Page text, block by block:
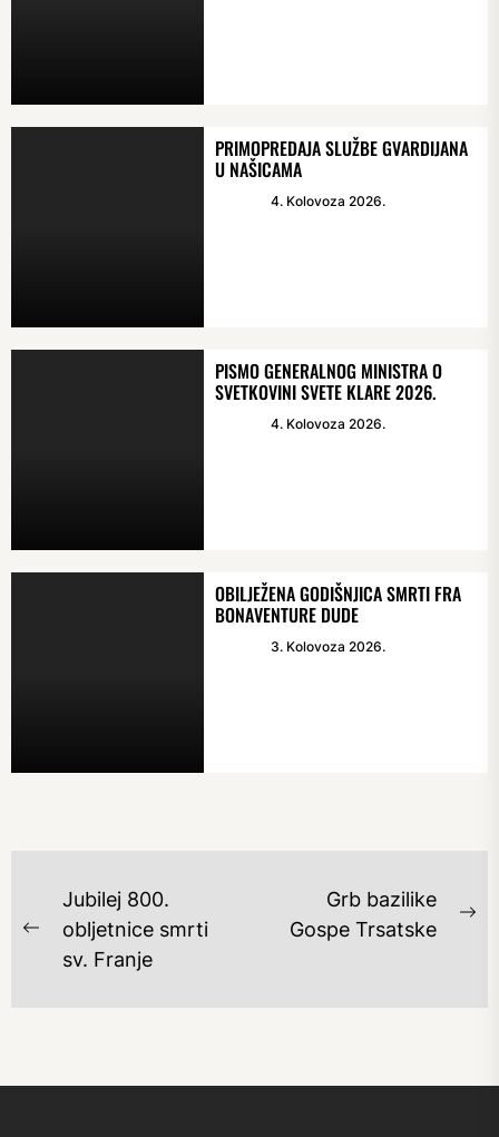
PRIMOPREDAJA SLUŽBE GVARDIJANA
U NAŠICAMA
4. Kolovoza 2026.
PISMO GENERALNOG MINISTRA O
SVETKOVINI SVETE KLARE 2026.
4. Kolovoza 2026.
OBILJEŽENA GODIŠNJICA SMRTI FRA
BONAVENTURE DUDE
3. Kolovoza 2026.
NAVIGACIJA
OBJAVA
Previous
post:
Jubilej 800.
obljetnice smrti
sv. Franje
Grb bazilike
Gospe Trsatske